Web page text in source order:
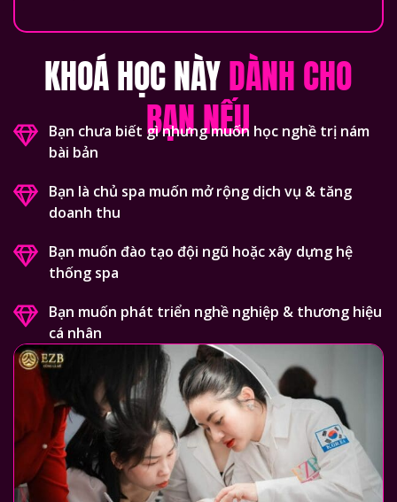
KHOÁ HỌC NÀYDÀNH CHO
BẠN NẾU
Bạn chưa biết gì nhưng muốn học nghề trị nám
bài bản
Bạn là chủ spa muốn mở rộng dịch vụ & tăng
doanh thu
Bạn muốn đào tạo đội ngũ hoặc xây dựng hệ
thống spa
Bạn muốn phát triển nghề nghiệp & thương hiệu
cá nhân